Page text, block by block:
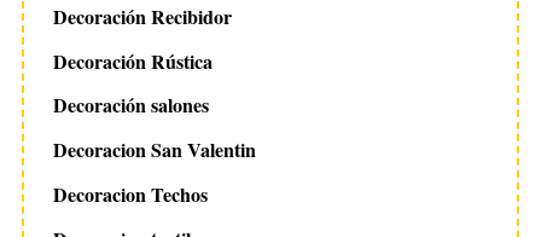
Decoración Recibidor
Decoración Rústica
Decoración salones
Decoracion San Valentin
Decoracion Techos